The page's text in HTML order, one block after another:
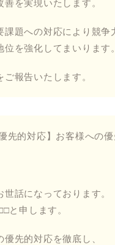
善を実現いたします。
課題への対応により競争
位を強化してまいります。
ご報告いたします。
先的対応】お客様への
世話になっております。
と申します。
優先的対応を徹底し、